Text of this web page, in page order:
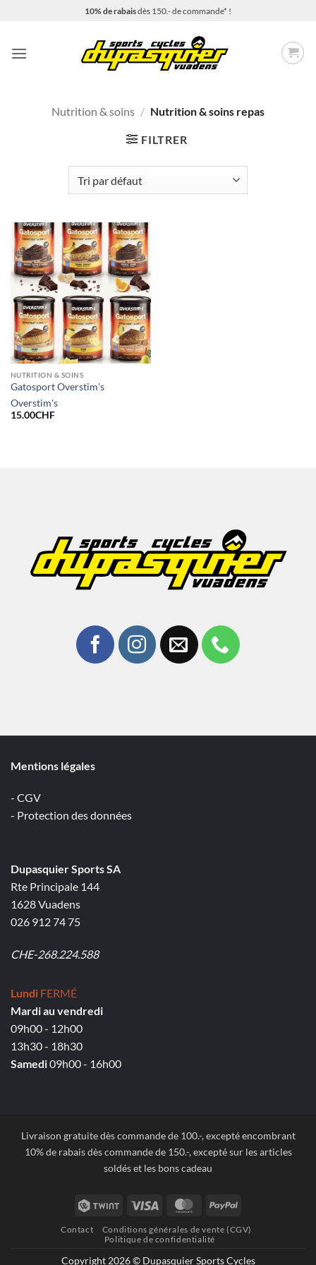
10% de rabaisdès 150.- de commande* !
Nutrition & soins / Nutrition & soins repas
FILTRER
NUTRITION & SOINS
Gatosport Overstim’s
Overstim's
15.00CHF
Mentions légales
- CGV
- Protection des données
Dupasquier Sports SA
Rte Principale 144
1628 Vuadens
026 912 74 75
CHE-268.224.588
Lundi FERMÉ
Mardi au vendredi
09h00 - 12h00
13h30 - 18h30
Samedi09h00 - 16h00
Livraison gratuite dès commande de 100.-, excepté encombrant
10% de rabais dès commande de 150.-, excepté sur les articles
soldés et les bons cadeau
Twint Visa MasterCardPayPal
Contact
Conditions générales de vente (CGV)
Politique de confidentialité
Copyright 2026 © Dupasquier Sports Cycles